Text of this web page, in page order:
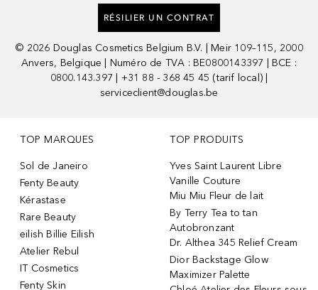
RÉSILIER UN CONTRAT
© 2026 Douglas Cosmetics Belgium B.V. | Meir 109–115, 2000
Anvers, Belgique | Numéro de TVA : BE0800143397 | BCE :
0800.143.397 | +31 88 - 368 45 45 (tarif local) |
serviceclient@douglas.be
TOP MARQUES
Sol de Janeiro
Fenty Beauty
Kérastase
Rare Beauty
eilish Billie Eilish
Atelier Rebul
IT Cosmetics
Fenty Skin
TOP PRODUITS
Yves Saint Laurent Libre
Vanille Couture
Miu Miu Fleur de lait
By Terry Tea to tan
Autobronzant
Dr. Althea 345 Relief Cream
Dior Backstage Glow
Maximizer Palette